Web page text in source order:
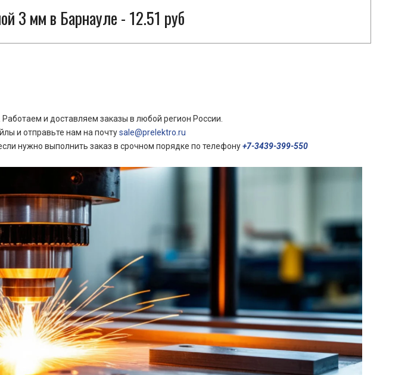
3 мм в Барнауле - 12.51 руб
и доставляем заказы в любой регион России.
и отправьте нам на почтуsale@prelektro.ru
нужно выполнить заказ в срочном порядке по телефону+7-3439-399-550